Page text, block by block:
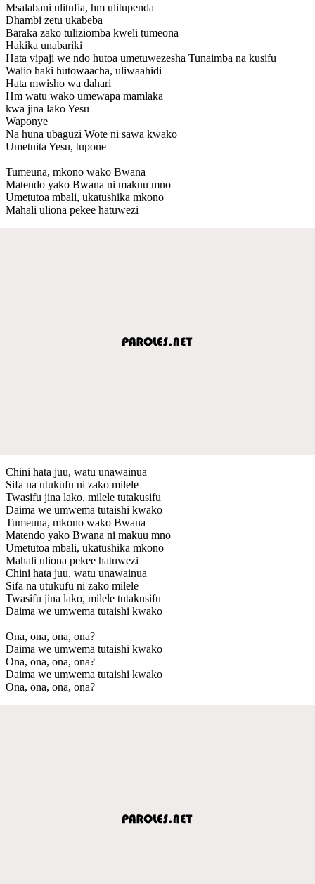
Msalabani ulitufia, hm ulitupenda
Dhambi zetu ukabeba
Baraka zako tuliziomba kweli tumeona
Hakika unabariki
Hata vipaji we ndo hutoa umetuwezesha Tunaimba na kusifu
Walio haki hutowaacha, uliwaahidi
Hata mwisho wa dahari
Hm watu wako umewapa mamlaka
kwa jina lako Yesu
Waponye
Na huna ubaguzi Wote ni sawa kwako
Umetuita Yesu, tupone
Tumeuna, mkono wako Bwana
Matendo yako Bwana ni makuu mno
Umetutoa mbali, ukatushika mkono
Mahali uliona pekee hatuwezi
Chini hata juu, watu unawainua
Sifa na utukufu ni zako milele
Twasifu jina lako, milele tutakusifu
Daima we umwema tutaishi kwako
Tumeuna, mkono wako Bwana
Matendo yako Bwana ni makuu mno
Umetutoa mbali, ukatushika mkono
Mahali uliona pekee hatuwezi
Chini hata juu, watu unawainua
Sifa na utukufu ni zako milele
Twasifu jina lako, milele tutakusifu
Daima we umwema tutaishi kwako
Ona, ona, ona, ona?
Daima we umwema tutaishi kwako
Ona, ona, ona, ona?
Daima we umwema tutaishi kwako
Ona, ona, ona, ona?